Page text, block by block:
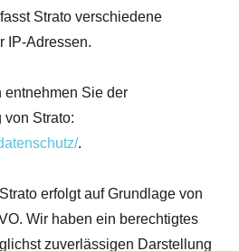
Strato verschiedene
IP-Adressen.
entnehmen Sie der
von Strato:
.
erfolgt auf Grundlage von
Wir haben ein berechtigtes
zuverlässigen Darstellung